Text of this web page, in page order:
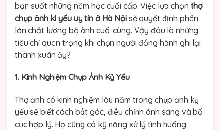
bạn suốt những năm học cuối cấp. Việc lựa chọn thợ
chụp ảnh kỉ yếu uy tín ở Hà Nội sẽ quyết định phần
lớn chất lượng bộ ảnh cuối cùng. Vậy đâu là những
tiêu chí quan trọng khi chọn người đồng hành ghi lại
thanh xuân ấy?
1. Kinh Nghiệm Chụp Ảnh Kỷ Yếu
Thợ ảnh có kinh nghiệm lâu năm trong chụp ảnh kỷ
yếu sẽ biết cách bắt góc, điều chỉnh ánh sáng và bố
cục hợp lý. Họ cũng có kỹ năng xử lý tình huống